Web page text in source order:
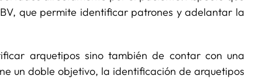
que permite identificar patrones y adelantar la
arquetipos sino también de contar con una
un doble objetivo, la identificación de arquetipos